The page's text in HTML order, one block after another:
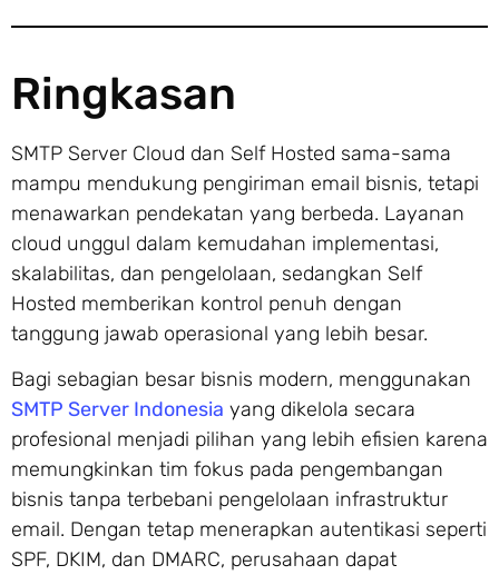
Ringkasan
SMTP Server Cloud dan Self Hosted sama-sama
mampu mendukung pengiriman email bisnis, tetapi
menawarkan pendekatan yang berbeda. Layanan
cloud unggul dalam kemudahan implementasi,
skalabilitas, dan pengelolaan, sedangkan Self
Hosted memberikan kontrol penuh dengan
tanggung jawab operasional yang lebih besar.
Bagi sebagian besar bisnis modern, menggunakan
SMTP Server Indonesia yang dikelola secara
profesional menjadi pilihan yang lebih efisien karena
memungkinkan tim fokus pada pengembangan
bisnis tanpa terbebani pengelolaan infrastruktur
email. Dengan tetap menerapkan autentikasi seperti
SPF, DKIM, dan DMARC, perusahaan dapat